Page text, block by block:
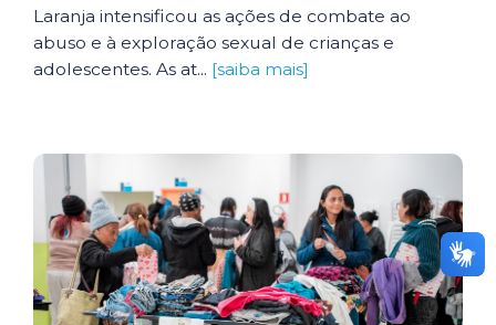
Laranja intensificou as ações de combate ao
abuso e à exploração sexual de crianças e
adolescentes. As at... [saiba mais]